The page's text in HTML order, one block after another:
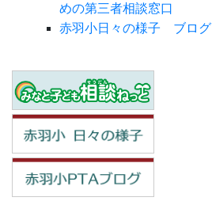
めの第三者相談窓口
赤羽小日々の様子 ブログ